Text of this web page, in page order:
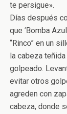
te persigue».
Días después
que ‘Bomba
“Rinco” en un
la cabeza
golpeado.
evitar otros
agreden con
cabeza, donde